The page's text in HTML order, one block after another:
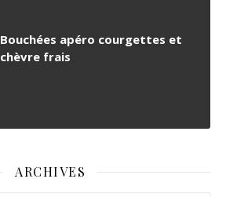
Bouchées apéro courgettes et
chèvre frais
ARCHIVES